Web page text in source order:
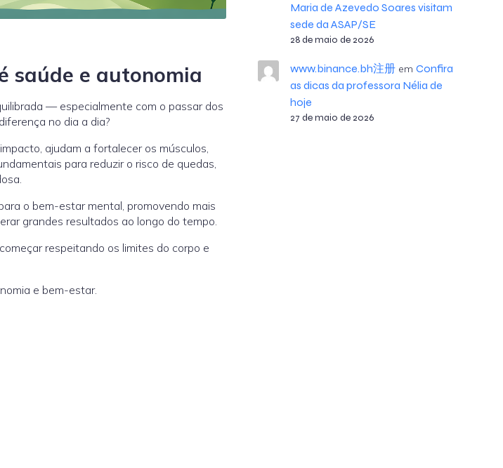
saúde e autonomia
— especialmente com o passar dos
no dia a dia?
ajudam a fortalecer os músculos,
para reduzir o risco de quedas,
o bem-estar mental, promovendo mais
grandes resultados ao longo do tempo.
respeitando os limites do corpo e
e bem-estar.
Maria de Azevedo Soares visitam
sede da ASAP/SE
28 de maio de 2026
www.binance.bh注册em Confira
as dicas da professora Nélia de
hoje
27 de maio de 2026